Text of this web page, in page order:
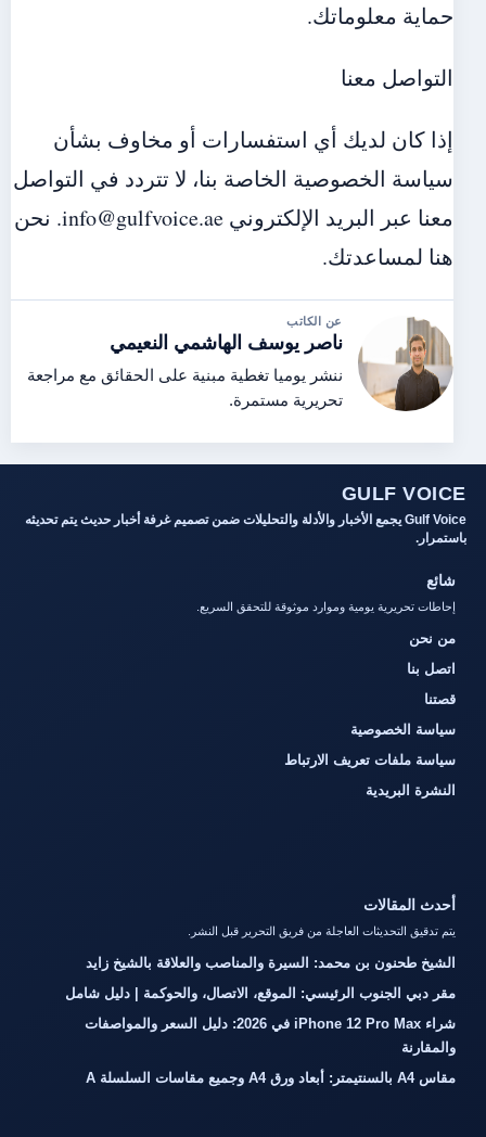
حماية معلوماتك.
التواصل معنا
إذا كان لديك أي استفسارات أو مخاوف بشأن
سياسة الخصوصية الخاصة بنا، لا تتردد في التواصل
معنا عبر البريد الإلكتروني info@gulfvoice.ae. نحن
هنا لمساعدتك.
عن الكاتب
ناصر يوسف الهاشمي النعيمي
ننشر يوميا تغطية مبنية على الحقائق مع مراجعة
تحريرية مستمرة.
GULF VOICE
Gulf Voice يجمع الأخبار والأدلة والتحليلات ضمن تصميم غرفة أخبار حديث يتم تحديثه
باستمرار.
شائع
إحاطات تحريرية يومية وموارد موثوقة للتحقق السريع.
من نحن
اتصل بنا
قصتنا
سياسة الخصوصية
سياسة ملفات تعريف الارتباط
النشرة البريدية
أحدث المقالات
يتم تدقيق التحديثات العاجلة من فريق التحرير قبل النشر.
الشيخ طحنون بن محمد: السيرة والمناصب والعلاقة بالشيخ زايد
مقر دبي الجنوب الرئيسي: الموقع، الاتصال، والحوكمة | دليل شامل
شراء iPhone 12 Pro Max في 2026: دليل السعر والمواصفات
والمقارنة
مقاس A4 بالسنتيمتر: أبعاد ورق A4 وجميع مقاسات السلسلة A